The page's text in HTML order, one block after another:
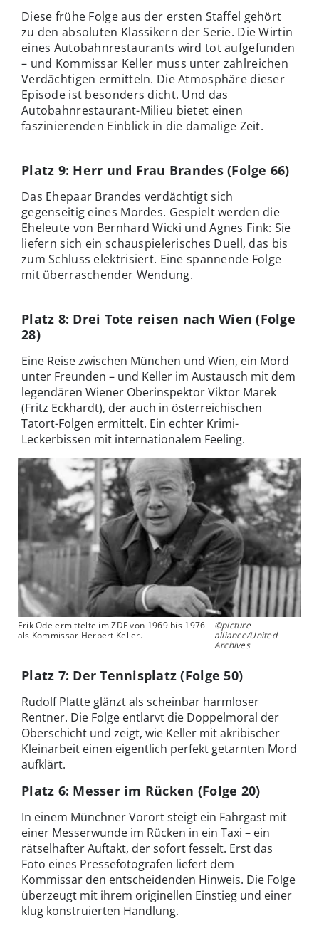
Diese frühe Folge aus der ersten Staffel gehört
zu den absoluten Klassikern der Serie. Die Wirtin
eines Autobahnrestaurants wird tot aufgefunden
– und Kommissar Keller muss unter zahlreichen
Verdächtigen ermitteln. Die Atmosphäre dieser
Episode ist besonders dicht. Und das
Autobahnrestaurant-Milieu bietet einen
faszinierenden Einblick in die damalige Zeit.
Platz 9: Herr und Frau Brandes (Folge 66)
Das Ehepaar Brandes verdächtigt sich
gegenseitig eines Mordes. Gespielt werden die
Eheleute von Bernhard Wicki und Agnes Fink: Sie
liefern sich ein schauspielerisches Duell, das bis
zum Schluss elektrisiert. Eine spannende Folge
mit überraschender Wendung.
Platz 8: Drei Tote reisen nach Wien (Folge
28)
Eine Reise zwischen München und Wien, ein Mord
unter Freunden – und Keller im Austausch mit dem
legendären Wiener Oberinspektor Viktor Marek
(Fritz Eckhardt), der auch in österreichischen
Tatort-Folgen ermittelt. Ein echter Krimi-
Leckerbissen mit internationalem Feeling.
Erik Ode ermittelte im ZDF von 1969 bis 1976
als Kommissar Herbert Keller.
©picture
alliance/United
Archives
Platz 7: Der Tennisplatz (Folge 50)
Rudolf Platte glänzt als scheinbar harmloser
Rentner. Die Folge entlarvt die Doppelmoral der
Oberschicht und zeigt, wie Keller mit akribischer
Kleinarbeit einen eigentlich perfekt getarnten Mord
aufklärt.
Platz 6: Messer im Rücken (Folge 20)
In einem Münchner Vorort steigt ein Fahrgast mit
einer Messerwunde im Rücken in ein Taxi – ein
rätselhafter Auftakt, der sofort fesselt. Erst das
Foto eines Pressefotografen liefert dem
Kommissar den entscheidenden Hinweis. Die Folge
überzeugt mit ihrem originellen Einstieg und einer
klug konstruierten Handlung.